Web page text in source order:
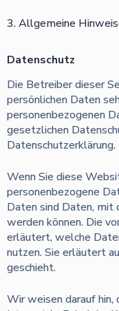
3. Allgemeine
Datenschutz
Die Betreiber dieser
persönlichen Daten
personenbezogenen
gesetzlichen
Datenschutzerklärung.
Wenn Sie diese
personenbezogene
Daten sind Daten, mit
werden können. Die
erläutert, welche
nutzen. Sie erläutert
geschieht.
Wir weisen darauf